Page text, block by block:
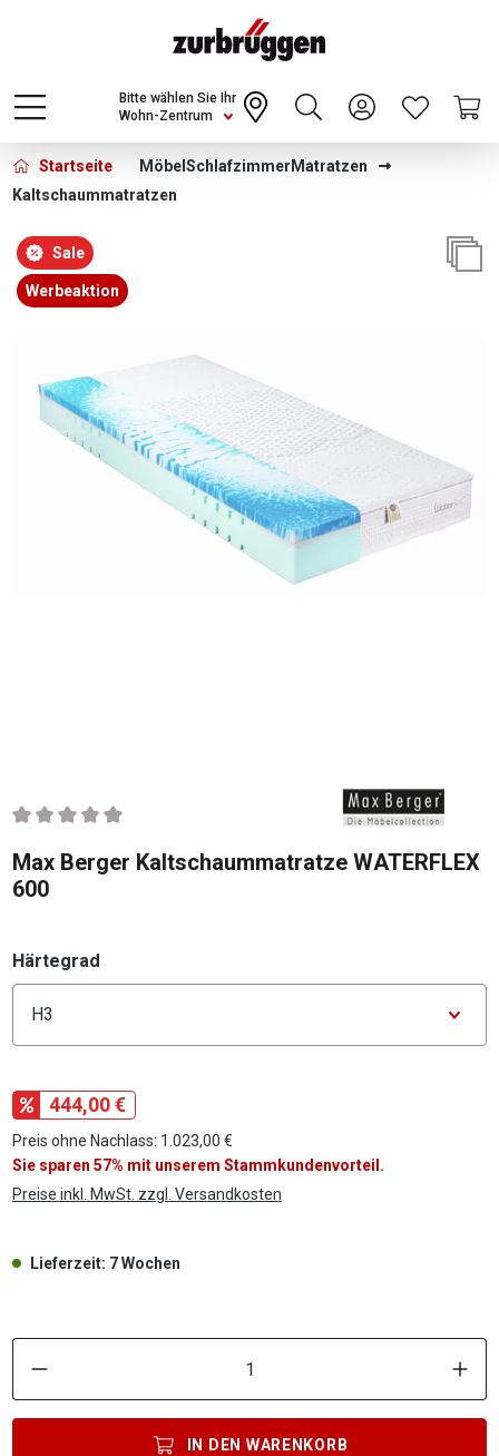
Choose a different country or region to see
content for your location and shop online
CONTINUE
Wohn-Zentrum
Bitte wählen Sie Ihr
Startseite Möbel Schlafzimmer Matratzen
Kaltschaummatratzen
Bildergalerie überspringen
Sale
Werbeaktion
Durchschnittliche Bewertung von 0 von 5 Sternen
Max Berger Kaltschaummatratze WATERFLEX
600
Härtegrad
444,00 €
Preis ohne Nachlass: 1.023,00 €
Sie sparen 57% mit unserem Stammkundenvorteil.
Preise inkl. MwSt. zzgl. Versandkosten
Lieferzeit: 7 Wochen
IN DEN WARENKORB